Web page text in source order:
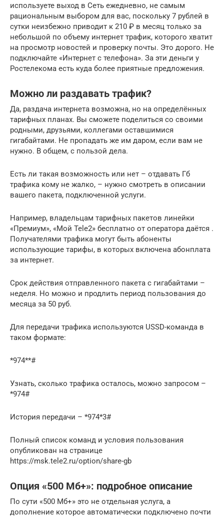
используете выход в Сеть ежедневно, не самым
рациональным выбором для вас, поскольку 7 рублей в
сутки неизбежно приводит к 210 ₽ в месяц только за
небольшой по объему интернет трафик, которого хватит
на просмотр новостей и проверку почты. Это дорого. Не
подключайте «Интернет с телефона». За эти деньги у
Ростелекома есть куда более приятные предложения.
Можно ли раздавать трафик?
Да, раздача интернета возможна, но на определённых
тарифных планах. Вы сможете поделиться со своими
родными, друзьями, коллегами оставшимися
гигабайтами. Не пропадать же им даром, если вам не
нужно. В общем, с пользой дела.
Есть ли такая возможность или нет – отдавать Гб
трафика кому не жалко, – нужно смотреть в описании
вашего пакета, подключенной услуги.
Например, владельцам тарифных пакетов линейки
«Премиум», «Мой Tele2» бесплатно от оператора даётся .
Получателями трафика могут быть абоненты
использующие тарифы, в которых включена абонплата
за интернет.
Срок действия отправленного пакета с гигабайтами –
неделя. Но можно и продлить период пользования до
месяца за 50 руб.
Для передачи трафика используются USSD-команда в
таком формате:
*974**#
Узнать, сколько трафика осталось, можно запросом –
*974#
История передачи – *974*3#
Полный список команд и условия пользования
опубликован на странице
https://msk.tele2.ru/option/share-gb
Опция «500 Мб+»: подробное описание
По сути «500 Мб+» это не отдельная услуга, а
дополнение которое автоматически подключено почти